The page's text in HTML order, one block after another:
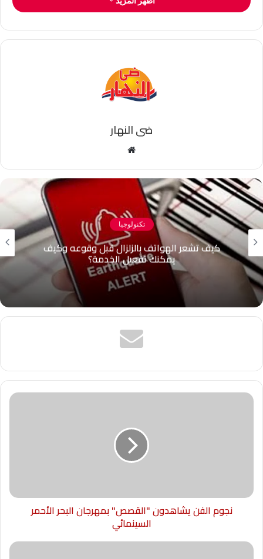
ضى النهار
تكنولوجيا
كيف تشعر الهواتف بالزلزال قبل وقوعه وكيف
يمكنك تفعيل الخدمة؟
نجوم الفن يشاهدون "القصص" بمهرجان البحر الأحمر
السينمائي